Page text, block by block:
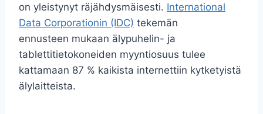
on yleistynyt räjähdysmäisesti. International
Data Corporationin (IDC) tekemän
ennusteen mukaan älypuhelin- ja
tablettitietokoneiden myyntiosuus tulee
kattamaan 87 % kaikista internettiin kytketyistä
älylaitteista.